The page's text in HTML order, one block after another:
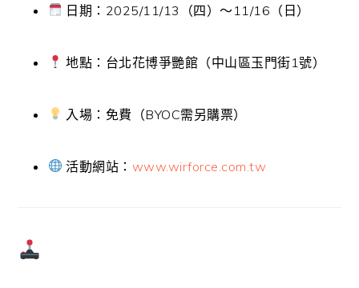
日期：2025/11/13（四）～11/16（日）
地點：台北花博爭艷館（中山區玉門街1號）
入場：免費（BYOC需另購票）
活動網站： www.wirforce.com.tw